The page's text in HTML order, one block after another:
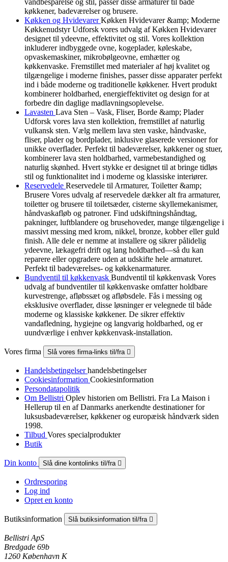
vandbesparelse og stil, passer disse armaturer til både
køkkener, badeværelser og brusere.
Køkken og HvidevarerKøkken Hvidevarer &amp; Moderne
Køkkenudstyr Udforsk vores udvalg af Køkken Hvidevarer
designet til ydeevne, effektivitet og stil. Vores kollektion
inkluderer indbyggede ovne, kogeplader, køleskabe,
opvaskemaskiner, mikrobølgeovne, emhætter og
køkkenvaske. Fremstillet med materialer af høj kvalitet og
tilgængelige i moderne finishes, passer disse apparater perfekt
ind i både moderne og traditionelle køkkener. Hvert produkt
kombinerer holdbarhed, energieffektivitet og design for at
forbedre din daglige madlavningsoplevelse.
Lavasten Lava Sten – Vask, Fliser, Borde &amp; Plader
Udforsk vores lava sten kollektion, fremstillet af naturlig
vulkansk sten. Vælg mellem lava sten vaske, håndvaske,
fliser, plader og bordplader, inklusive glaserede versioner for
unikke overflader. Perfekt til badeværelser, køkkener og stuer,
kombinerer lava sten holdbarhed, varmebestandighed og
naturlig skønhed. Hvert stykke er designet til at bringe tidløs
stil og funktionalitet ind i moderne og klassiske interiører.
Reservedele Reservedele til Armaturer, Toiletter &amp;
Brusere Vores udvalg af reservedele dækker alt fra armaturer,
toiletter og brusere til toiletsæder, cisterne skyllemekanismer,
håndvaskafløb og patroner. Find udskiftningshåndtag,
pakninger, luftblandere og brusehoveder, mange tilgængelige i
massivt messing med krom, nikkel, bronze, kobber eller guld
finish. Alle dele er nemme at installere og sikrer pålidelig
ydeevne, lækagefri drift og lang holdbarhed—så du kan
reparere eller opgradere uden at udskifte hele armaturet.
Perfekt til badeværelses- og køkkenarmaturer.
Bundventil til køkkenvask Bundventil til køkkenvask Vores
udvalg af bundventiler til køkkenvaske omfatter holdbare
kurvestrenge, afløbssæt og afløbsdele. Fås i messing og
eksklusive overflader, disse løsninger er velegnede til både
moderne og klassiske køkkener. De sikrer effektiv
vandafledning, hygiejne og langvarig holdbarhed, og er
uundværlige i enhver køkkenvask-installation.
Vores firma Slå vores firma-links til/fra 
Handelsbetingelserhandelsbetingelser
Cookiesinformation Cookiesinformation
Persondatapolitik
Om Bellistri Oplev historien om Bellistri. Fra La Maison i
Hellerup til en af Danmarks anerkendte destinationer for
luksus­badeværelser, køkkener og europæisk håndværk siden
1998.
Tilbud Vores specialprodukter
Butik
Din konto Slå dine kontolinks til/fra 
Ordresporing
Log ind
Opret en konto
Butiksinformation Slå butiksinformation til/fra 
Bellistri ApS
Bredgade 69b
1260 København K